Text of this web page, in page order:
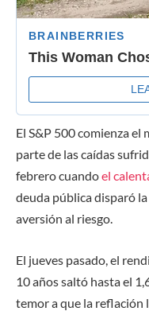
El S&P 500 comienza el
parte de las caídas
febrero cuandoel
deuda pública disparó
aversión al riesgo.
El jueves pasado, el
10 años saltó hasta el
temor a que la reflación